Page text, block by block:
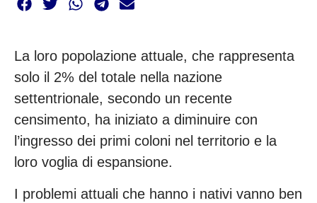
La loro popolazione attuale, che rappresenta
solo il 2% del totale nella nazione
settentrionale, secondo un recente
censimento, ha iniziato a diminuire con
l’ingresso dei primi coloni nel territorio e la
loro voglia di espansione.
I problemi attuali che hanno i nativi vanno ben